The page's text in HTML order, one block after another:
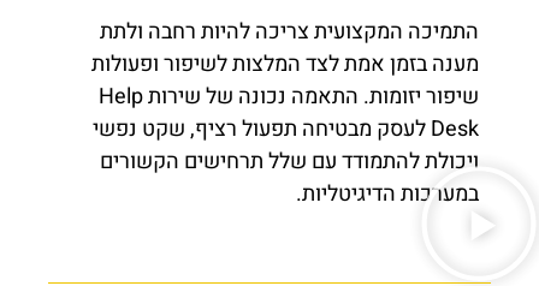
התמיכה המקצועית צריכה להיות רחבה ולתת
מענה בזמן אמת לצד המלצות לשיפור ופעולות
שיפור יזומות. התאמה נכונה של שירות Help
Desk לעסק מבטיחה תפעול רציף, שקט נפשי
ויכולת להתמודד עם שלל תרחישים הקשורים
במערכות הדיגיטליות.